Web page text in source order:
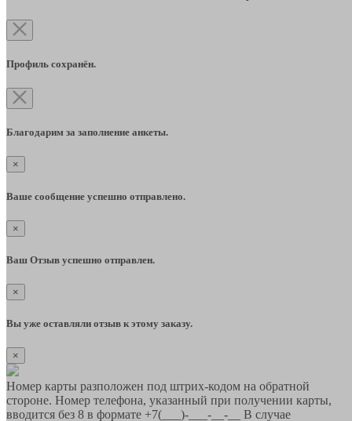
Профиль сохранён.
Благодарим за заполнение анкеты.
×
Ваше сообщение успешно отправлено.
×
Ваш Отзыв успешно отправлен.
×
Вы уже оставляли отзыв к этому заказу.
×
Номер карты разположен под штрих-кодом на обратной
стороне. Номер телефона, указанный при получении карты,
вводится без 8 в формате +7(___)-___-__-__ В случае